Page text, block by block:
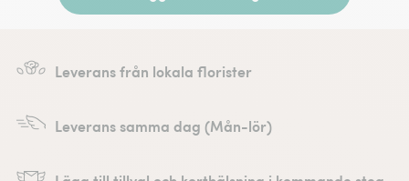
Leverans från lokala florister
Leverans samma dag (Mån-lör)